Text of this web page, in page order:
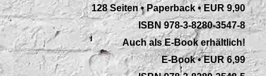
128 Seiten • Paperback • EUR 9,90
ISBN 978-3-8280-3547-8
Auch als E-Book erhältlich!
E-Book • EUR 6,99